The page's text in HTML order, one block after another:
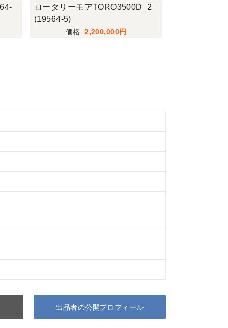
トラクターヤンマーEG441Y(19
564-8)
4,059,000
出品者の公開プロフィール